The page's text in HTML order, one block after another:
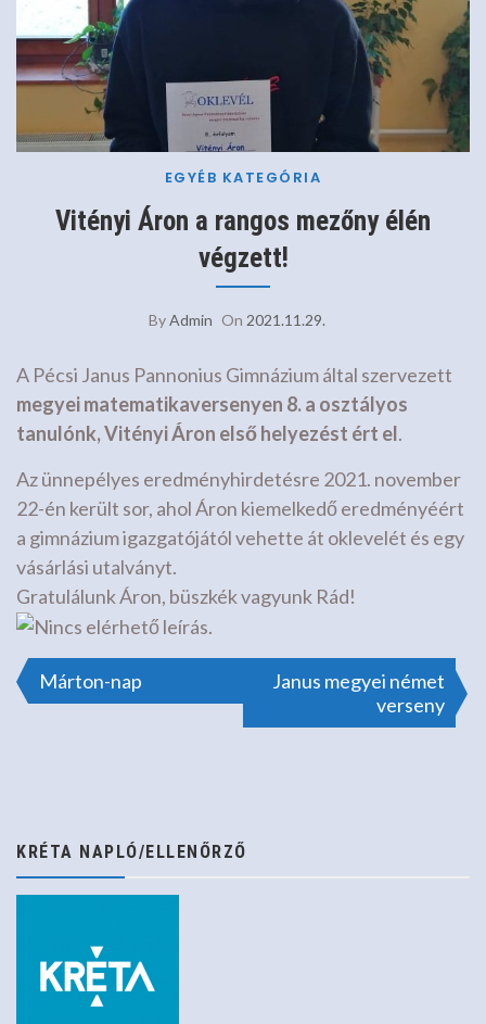
EGYÉB KATEGÓRIA
Vitényi Áron a rangos mezőny élén
végzett!
ByAdmin On 2021.11.29.
A Pécsi Janus Pannonius Gimnázium által szervezett
megyei matematikaversenyen 8. a osztályos
tanulónk, Vitényi Áron első helyezést ért el.
Az ünnepélyes eredményhirdetésre 2021. november
22-én került sor, ahol Áron kiemelkedő eredményéért
a gimnázium igazgatójától vehette át oklevelét és egy
vásárlási utalványt.
Gratulálunk Áron, büszkék vagyunk Rád!
Bejegyzés
Márton-nap
Janus megyei német
verseny
KRÉTA NAPLÓ/ELLENŐRZŐ